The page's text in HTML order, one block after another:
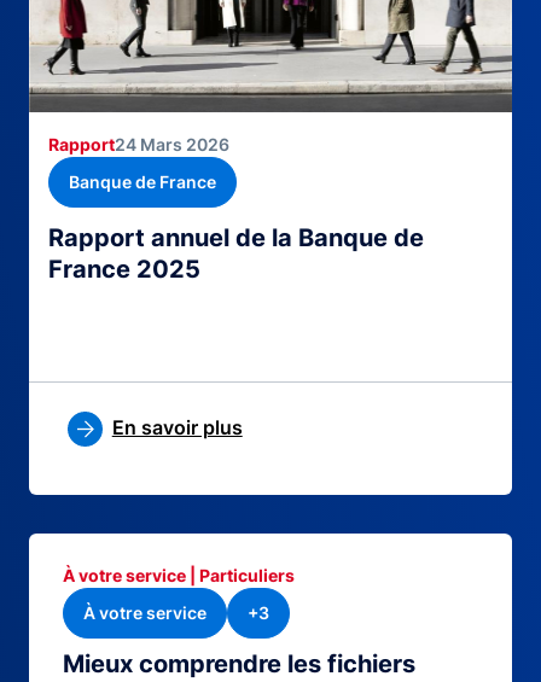
Rapport annuel de la Banque de
France 2025
Rapport24 Mars 2026
Banque de France
En savoir plus
Mieux comprendre les fichiers
À votre service | Particuliers
À votre service
+3